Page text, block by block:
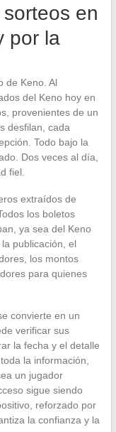
en
por la
de Keno. Al
del Keno hoy en
provenientes de un
desfilan, cada
Todo bajo la
Dos veces al día,
fiel.
extraídos de
los boletos
ya sea del Keno
publicación, el
los montos
para quienes
convierte en un
verificar sus
la fecha y el detalle
la información,
un jugador
sigue siendo
reforzado por
la confianza y la